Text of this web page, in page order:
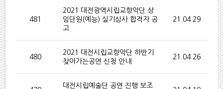
481
2021 대전광역시립교향악단 상
임단원(예능) 실기심사 합격자 공
고
21.04.29
480
2021 대전시립교향악단 하반기
찾아가는공연 신청 안내
21.04.26
대전시립예술단 공연 진행 보조